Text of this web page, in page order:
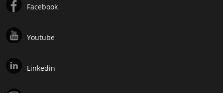
Facebook
Youtube
Linkedin